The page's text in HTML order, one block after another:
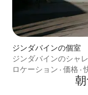
ジンダバインの個室
ジンダバインのシャ
ロケーション · 価格 ·